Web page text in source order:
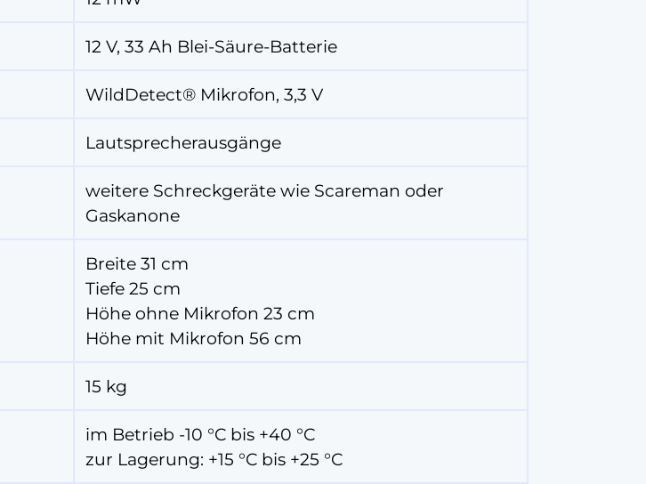
12 V, 33 Ah Blei-Säure-Batterie
WildDetect® Mikrofon, 3,3 V
Lautsprecherausgänge
weitere Schreckgeräte wie Scareman oder
Gaskanone
Breite 31 cm
Tiefe 25 cm
Höhe ohne Mikrofon 23 cm
Höhe mit Mikrofon 56 cm
15 kg
im Betrieb -10 °C bis +40 °C
zur Lagerung: +15 °C bis +25 °C